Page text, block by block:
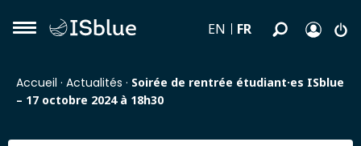
EN FR
Accueil · Actualités · Soirée de rentrée étudiant·es ISblue
– 17 octobre 2024 à 18h30